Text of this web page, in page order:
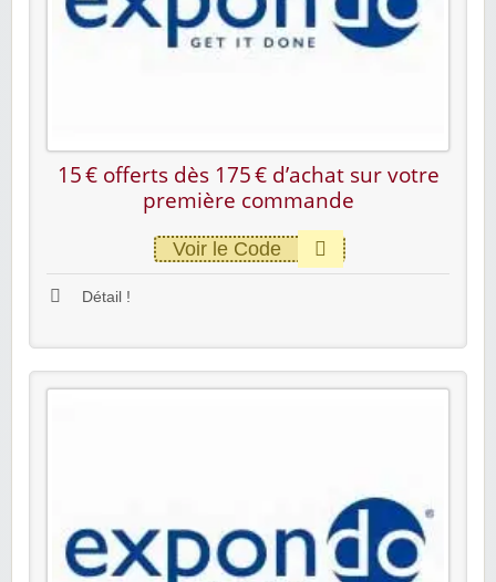
15 € offerts dès 175 € d’achat sur votre
première commande
Voir le Code
Détail !